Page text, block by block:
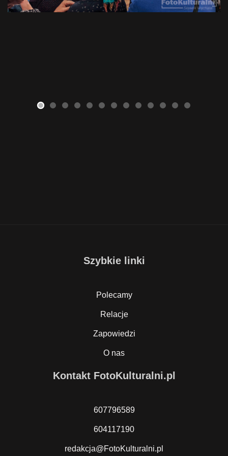
Szybkie linki
Polecamy
Relacje
Zapowiedzi
O nas
Kontakt FotoKulturalni.pl
607796589
604117190
redakcja@FotoKulturalni.pl